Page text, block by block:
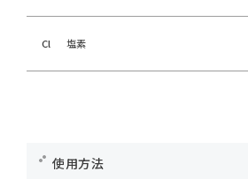
Cl 塩素
使用方法